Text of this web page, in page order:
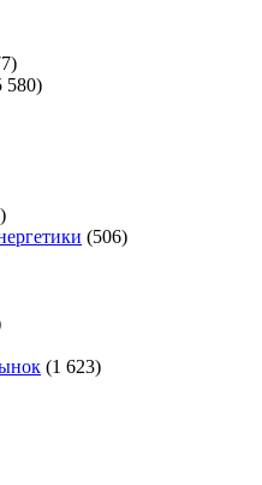
580)
(506)
(1 623)